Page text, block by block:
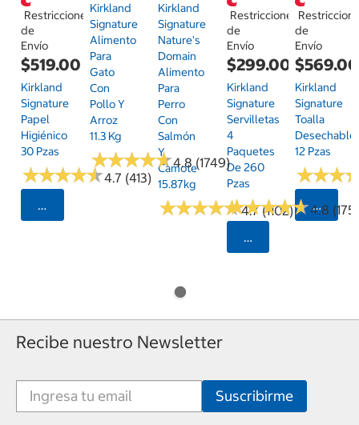
Restricciones
de
Envío
$519.00
Kirkland
Signature
Papel
Higiénico
30 Pzas
★★★★★
★★★★★4.7 (413)
Seleccionar Código Postal
Kirkland
Signature
Alimento
Para
Gato
Con
Pollo Y
Arroz
11.3 Kg
★★★★★
★★★★★4.8 (1749)
Kirkland
Signature
Nature's
Domain
Alimento
Para
Perro
Con
Salmón
Y
Camote
15.87kg
★★★★★
★★★★★4.7 (1102)
Restricciones
de
Envío
$299.00
Kirkland
Signature
Servilletas
4
Paquetes
De 260
Pzas
★★★★★
★★★★★4.8 (175)
Seleccionar
de
Envío
$569.00
Kirkland
Signature
Toalla
Desechable
12 Pzas
★★★
★★★
Recibe nuestro Newsletter